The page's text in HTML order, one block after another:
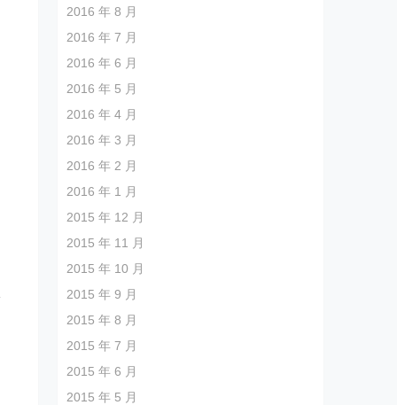
2016 年 8 月
2016 年 7 月
2016 年 6 月
2016 年 5 月
2016 年 4 月
2016 年 3 月
2016 年 2 月
2016 年 1 月
2015 年 12 月
2015 年 11 月
2015 年 10 月
2015 年 9 月
2015 年 8 月
2015 年 7 月
2015 年 6 月
2015 年 5 月